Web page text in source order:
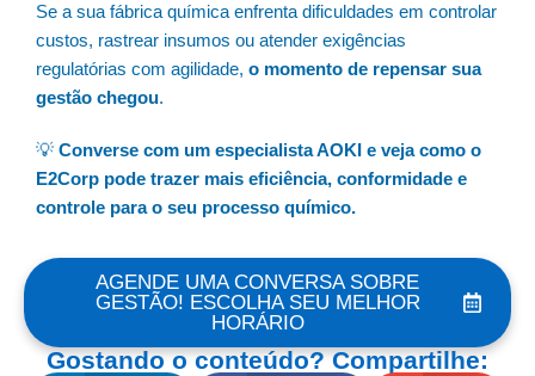
Se a sua fábrica química enfrenta dificuldades em controlar
custos, rastrear insumos ou atender exigências
regulatórias com agilidade, o momento de repensar sua
gestão chegou.
💡 Converse com um especialista AOKI e veja como o
E2Corp pode trazer mais eficiência, conformidade e
controle para o seu processo químico.
AGENDE UMA CONVERSA SOBRE
GESTÃO! ESCOLHA SEU MELHOR
HORÁRIO
Gostando o conteúdo? Compartilhe: